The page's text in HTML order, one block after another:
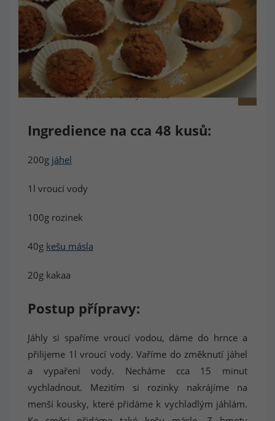
Jáhelné kuličky v kakau
Ingredience na cca 48 kusů:
200g jáhel
1l vroucí vody
100g rozinek
40g kešu másla
20g kakaa
Postup přípravy:
Jáhly si spaříme vroucí vodou, dáme do hrnce a
přilijeme 1l vroucí vody. Vaříme do změknutí jáhel
a vypaření vody. Necháme cca 15 minut
vychladnout. Mezitím si rozinky nakrájíme na
menší kousky, které přidáme k vychladlým jáhlám.